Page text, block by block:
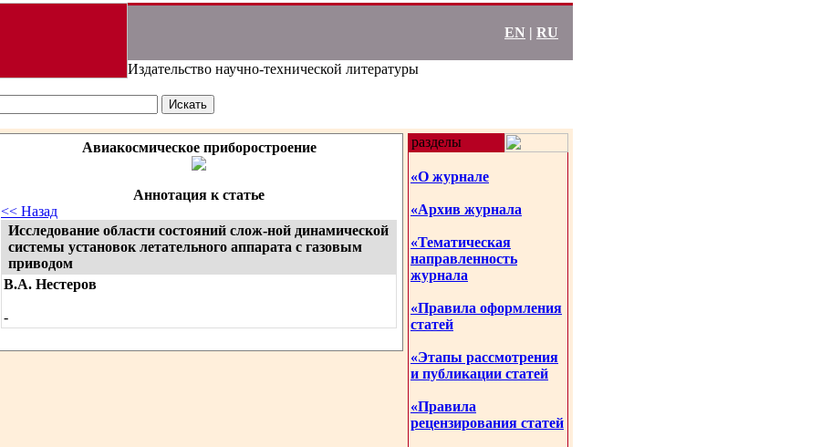
EN | RU
Издательство научно-технической литературы
Авиакосмическое приборостроение
Аннотация к статье
<< Назад
Исследование области состояний слож-ной динамической
системы установок летательного аппарата с газовым
приводом
В.А. Нестеров
-
разделы
«О журнале
«Архив журнала
«Тематическая
направленность
журнала
«Правила оформления
статей
«Этапы рассмотрения
и публикации статей
«Правила
рецензирования статей